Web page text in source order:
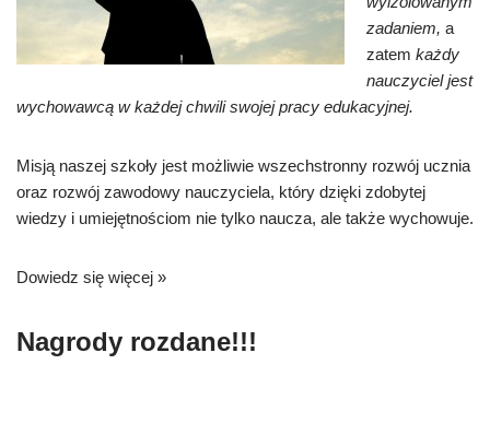
zadaniem, a
zatem każdy
nauczyciel jest
wychowawcą w każdej chwili swojej pracy edukacyjnej.
Misją naszej szkoły jest możliwie wszechstronny rozwój ucznia
oraz rozwój zawodowy nauczyciela, który dzięki zdobytej
wiedzy i umiejętnościom nie tylko naucza, ale także wychowuje.
Dowiedz się więcej »
Nagrody rozdane!!!